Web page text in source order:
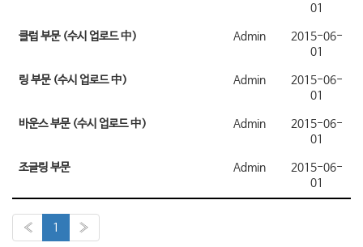
01
클럽 부문 (수시 업로드 中) Admin
2015-06-
01
링 부문 (수시 업로드 中) Admin
2015-06-
01
바운스 부문 (수시 업로드 中) Admin
2015-06-
01
조글링 부문 Admin
2015-06-
01
« 1 »